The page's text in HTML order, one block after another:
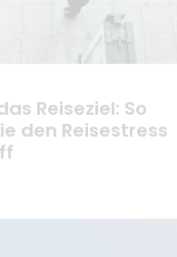
Reiseziel: So
den Reisestress